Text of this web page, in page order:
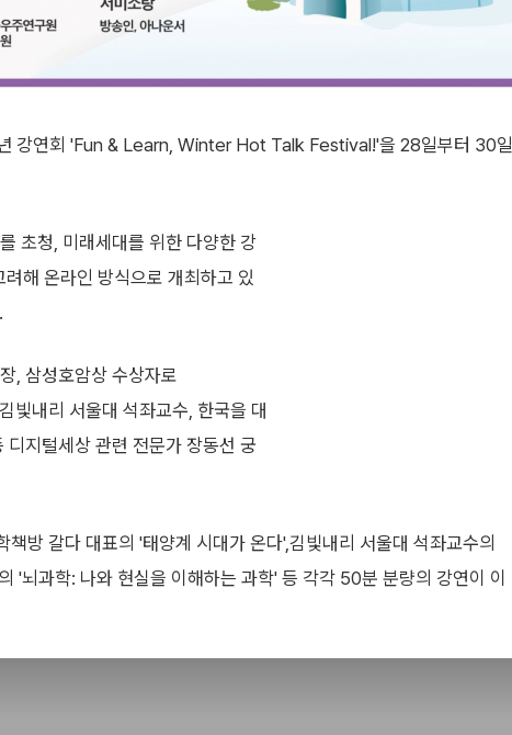
강연회 'Fun & Learn, Winter Hot Talk Festival!'을 28일부터 30일
초청, 미래세대를 위한 다양한 강
해 온라인 방식으로 개최하고 있
, 삼성호암상 수상자로
내리 서울대 석좌교수, 한국을 대
디지털세상 관련 전문가 장동선 궁
방 갈다 대표의 '태양계 시대가 온다',김빛내리 서울대 석좌교수의
'뇌과학: 나와 현실을 이해하는 과학' 등 각각 50분 분량의 강연이 이